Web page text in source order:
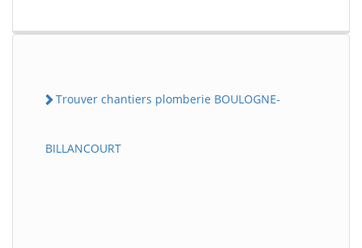
Trouver chantiers plomberie BOULOGNE-
BILLANCOURT